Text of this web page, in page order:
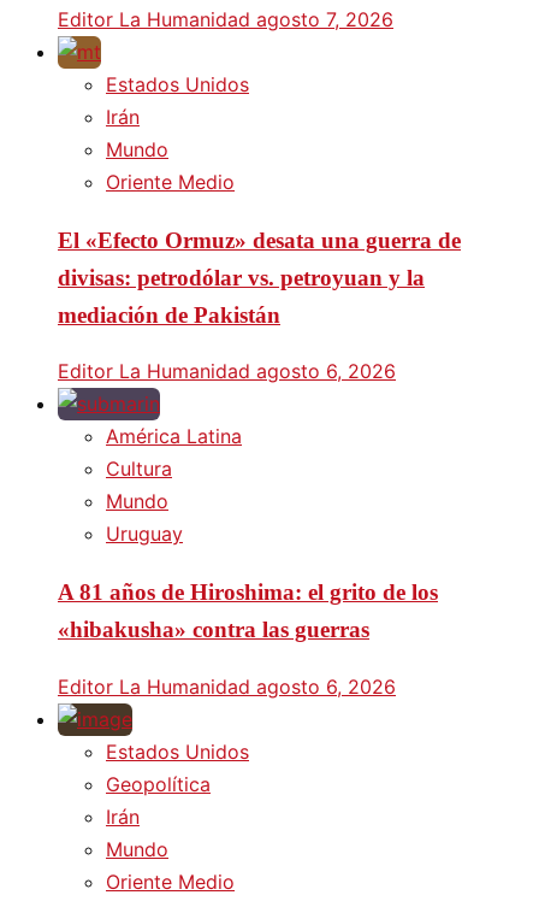
Editor La Humanidad agosto 7, 2026
Estados Unidos
Irán
Mundo
Oriente Medio
El «Efecto Ormuz» desata una guerra de
divisas: petrodólar vs. petroyuan y la
mediación de Pakistán
Editor La Humanidad agosto 6, 2026
América Latina
Cultura
Mundo
Uruguay
A 81 años de Hiroshima: el grito de los
«hibakusha» contra las guerras
Editor La Humanidad agosto 6, 2026
Estados Unidos
Geopolítica
Irán
Mundo
Oriente Medio